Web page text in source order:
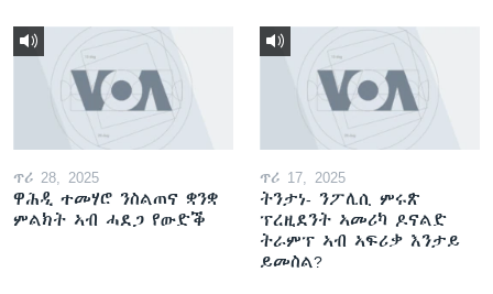
ጥሪ 28, 2025
ዋሕዲ ተመሃሮ ንስልጠና ቋንቋ
ምልክት ኣብ ሓደጋ የውድቕ
ጥሪ 17, 2025
ትንታነ- ንፖሊሲ ምሩጽ
ፕረዚደንት ኣመሪካ ዶናልድ
ትራምፕ ኣብ ኣፍሪቃ እንታይ
ይመስል?